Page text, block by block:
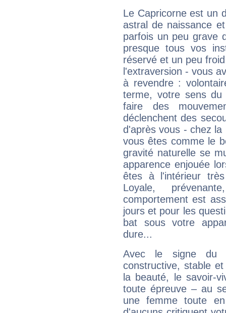
Le Capricorne est un
astral de naissance
parfois un peu grave
presque tous vos
réservé et un peu
l'extraversion - vous
à revendre :
terme, votre sens
faire des
déclenchent des
d'après vous - chez
vous êtes comme le
gravité naturelle se
apparence enjouée
êtes à l'intérieur
Loyale,
comportement est
jours et pour les
bat sous votre
dure...
Avec le signe du
constructive, stable
la beauté, le savoir-
toute épreuve – au
une femme toute